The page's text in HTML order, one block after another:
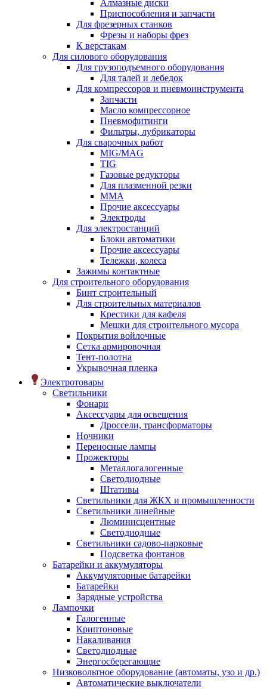
Алмазные диски
Приспособления и запчасти
Для фрезерных станков
Фрезы и наборы фрез
К верстакам
Для силового оборудования
Для грузоподъемного оборудования
Для талей и лебедок
Для компрессоров и пневмоинструмента
Запчасти
Масло компрессорное
Пневмофитинги
Фильтры, лубрикаторы
Для сварочных работ
MIG/MAG
TIG
Газовые редукторы
Для плазменной резки
ММА
Прочие аксессуары
Электроды
Для электростанций
Блоки автоматики
Прочие аксессуары
Тележки, колеса
Зажимы контактные
Для строительного оборудования
Бинт строительный
Для строительных материалов
Крестики для кафеля
Мешки для строительного мусора
Покрытия войлочные
Сетка армировочная
Тент-полотна
Укрывочная пленка
Электротовары
Светильники
Фонари
Аксессуары для освещения
Дроссели, трансформаторы
Ночники
Переносные лампы
Прожекторы
Металлогалогенные
Светодиодные
Штативы
Светильники для ЖКХ и промышленности
Светильники линейные
Люминисцентные
Светодиодные
Светильники садово-парковые
Подсветка фонтанов
Батарейки и аккумуляторы
Аккумуляторные батарейки
Батарейки
Зарядные устройства
Лампочки
Галогенные
Криптоновые
Накаливания
Светодиодные
Энергосберегающие
Низковольтное оборудование (автоматы, узо и др.)
Автоматические выключатели